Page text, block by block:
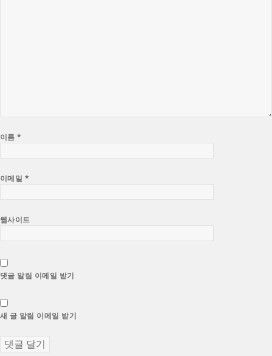
이름*
이메일 *
웹사이트
댓글 알림 이메일 받기
새 글 알림 이메일 받기